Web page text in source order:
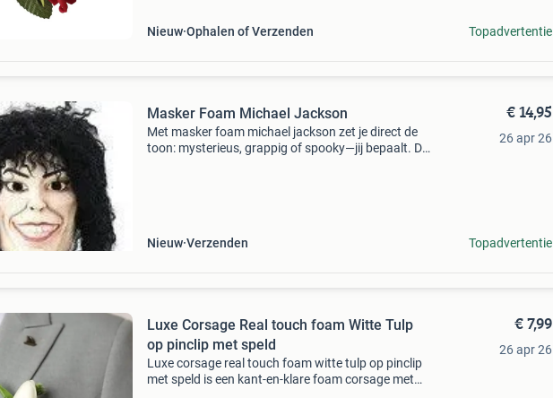
Nieuw Ophalen of Verzenden Topadvertentie
Masker Foam Michael Jackson
Met masker foam michael jackson zet je direct de
toon: mysterieus, grappig of spooky—jij bepaalt. Dit
Nieuw Verzenden
€ 14,95
26 apr 26
Topadvertentie
Luxe Corsage Real touch foam Witte Tulp
op pinclip met speld
Luxe corsage real touch foam witte tulp op pinclip
met speld is een kant-en-klare foam corsage met
€ 7,99
26 apr 26